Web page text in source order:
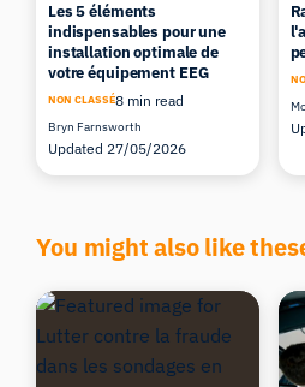
Les 5 éléments
indispensables pour une
installation optimale de
votre équipement EEG
NON CLASSÉ8 min read
Bryn Farnsworth
Updated 27/05/2026
You might also like